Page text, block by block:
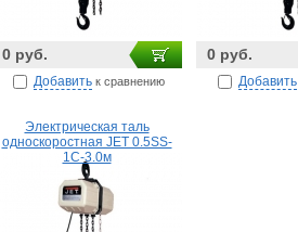
0 руб.
Добавить к сравнению
0 руб.
Добавить
Электрическая таль
односкоростная JET 0.5SS-
1C-3.0м